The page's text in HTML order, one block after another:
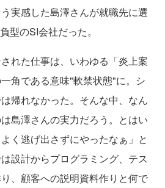
実感した島澤さんが就職先に選
型のSI会社だった。
れた仕事は、いわゆる「炎上案
角である意味"軟禁状態"に。シ
帰れなかった。そんな中、なん
島澤さんの実力だろう。とはい
く逃げ出さずにやったなぁ」と
設計からプログラミング、テス
、顧客への説明資料作りと何で